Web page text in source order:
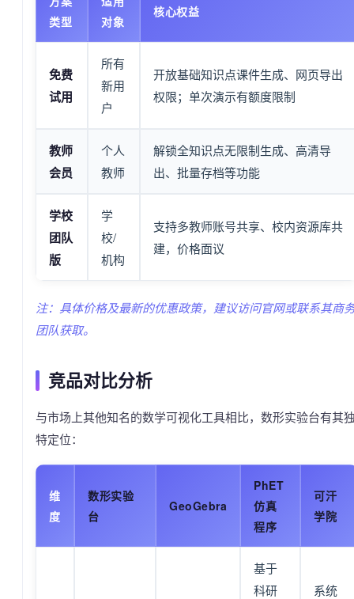
类型
对象
核心权益
免费
试用
所有
新用
户
开放基础知识点课件生成、网页导出
权限；单次演示有额度限制
教师
会员
个人
教师
解锁全知识点无限制生成、高清导
出、批量存档等功能
学校
团队
版
学
校/
机构
支持多教师账号共享、校内资源库共
建，价格面议
注：具体价格及最新的优惠政策，建议访问官网或联系其商
团队获取。
竞品对比分析
与市场上其他知名的数学可视化工具相比，数形实验台有其
特定位：
维
度
数形实验
台
GeoGebra
PhET
仿真
程序
可汗
学院
基于
科研
系统